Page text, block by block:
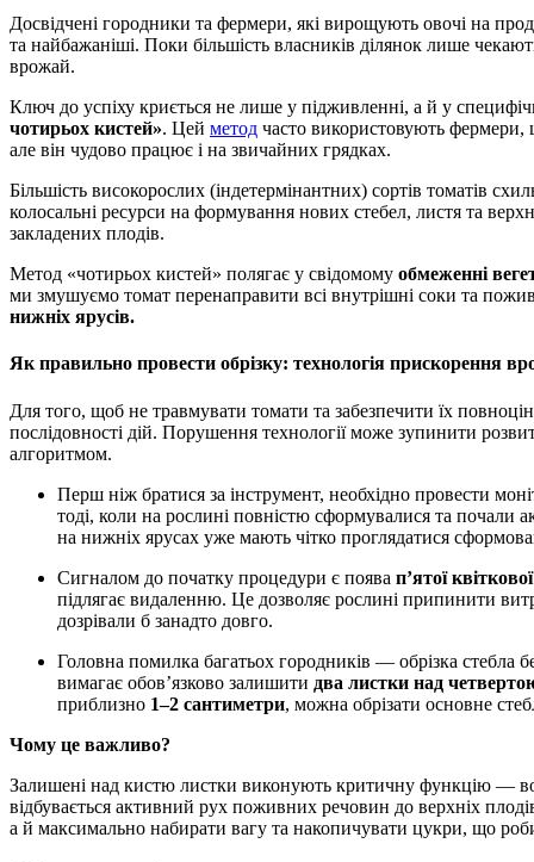
Досвідчені городники та фермери, які вирощують овочі на продаж, знають, перші томати — найдорожчі
та найбажаніші. Поки більшість власників ділянок лише
врожай.
Ключ до успіху криється не лише у підживленні, а й у
чотирьох кистей». Цей метод часто використовують
але він чудово працює і на звичайних грядках.
Більшість високорослих (індетермінантних) сортів томатів
колосальні ресурси на формування нових стебел, листя та
закладених плодів.
Метод «чотирьох кистей» полягає у свідомому обмеженні
ми змушуємо томат перенаправити всі внутрішні соки та
нижніх ярусів.
Як правильно провести обрізку: технологія прискорення
Для того, щоб не травмувати томати та забезпечити їх
послідовності дій. Порушення технології може зупинити
алгоритмом.
Перш ніж братися за інструмент, необхідно провести моніторинг розвитку куща. Оптимальний момент настає
тоді, коли на рослині повністю сформувалися та почали
на нижніх ярусах уже мають чітко проглядатися
Сигналом до початку процедури є поява п’ятої
підлягає видаленню. Це дозволяє рослині припинити
дозрівали б занадто довго.
Головна помилка багатьох городників — обрізка стебла безпосередньо над суцвіттям. Професійна технологія
вимагає обов’язково залишити два листки над
приблизно 1–2 сантиметри, можна обрізати основне
Чому це важливо?
Залишені над кистю листки виконують критичну функцію —
відбувається активний рух поживних речовин до верхніх
а й максимально набирати вагу та накопичувати цукри, що